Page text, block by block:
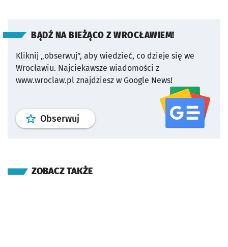
BĄDŹ NA BIEŻĄCO Z WROCŁAWIEM!
Kliknij „obserwuj”, aby wiedzieć, co dzieje się we
Wrocławiu. Najciekawsze wiadomości z
www.wroclaw.pl znajdziesz w Google News!
Obserwuj profil serwisu
ZOBACZ TAKŻE